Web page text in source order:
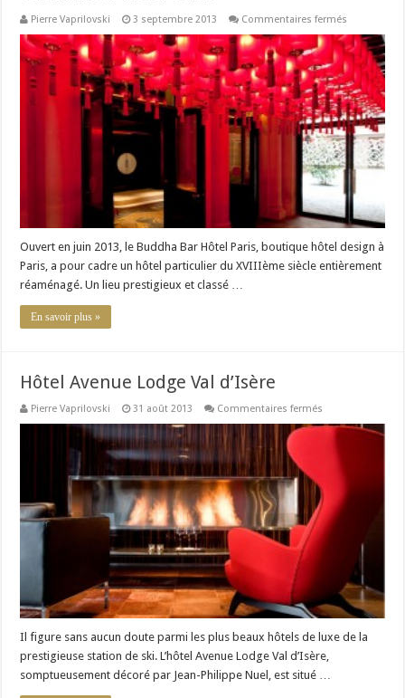
Pierre Vaprilovski 3 septembre 2013 Commentaires fermés
Bar
Hôtel
Paris
Ouvert en juin 2013, le Buddha Bar Hôtel Paris, boutique hôtel design à
Paris, a pour cadre un hôtel particulier du XVIIIème siècle entièrement
réaménagé. Un lieu prestigieux et classé …
En savoir plus »
Hôtel Avenue Lodge Val d’Isère
Pierre Vaprilovski 31 août 2013 Commentaires fermés
Avenue
Il figure sans aucun doute parmi les plus beaux hôtels de luxe de la
prestigieuse station de ski. L’hôtel Avenue Lodge Val d’Isère,
somptueusement décoré par Jean-Philippe Nuel, est situé …